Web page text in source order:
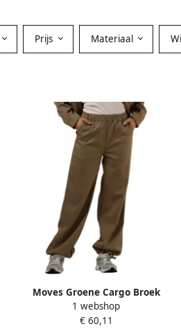
Prijs Materiaal
Moves Groene Cargo Broek
Ostera Green Dames
1 webshop
€ 60,11